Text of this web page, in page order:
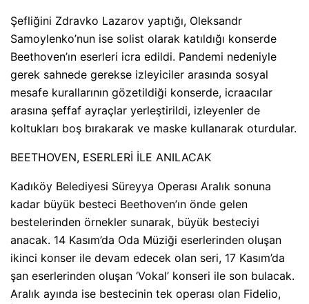
Şefliğini Zdravko Lazarov yaptığı, Oleksandr
Samoylenko’nun ise solist olarak katıldığı konserde
Beethoven’ın eserleri icra edildi. Pandemi nedeniyle
gerek sahnede gerekse izleyiciler arasında sosyal
mesafe kurallarının gözetildiği konserde, icraacılar
arasına şeffaf ayraçlar yerleştirildi, izleyenler de
koltukları boş bırakarak ve maske kullanarak oturdular.
BEETHOVEN, ESERLERİ İLE ANILACAK
Kadıköy Belediyesi Süreyya Operası Aralık sonuna
kadar büyük besteci Beethoven’ın önde gelen
bestelerinden örnekler sunarak, büyük besteciyi
anacak. 14 Kasım’da Oda Müziği eserlerinden oluşan
ikinci konser ile devam edecek olan seri, 17 Kasım’da
şan eserlerinden oluşan ‘Vokal’ konseri ile son bulacak.
Aralık ayında ise bestecinin tek operası olan Fidelio,